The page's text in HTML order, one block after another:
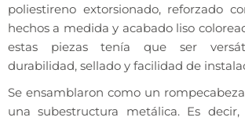
poliestireno extorsionado, reforzado
hechos a medida y acabado liso
estas piezas tenía que ser
durabilidad, sellado y facilidad de
Se ensamblaron como un
una subestructura metálica. Es